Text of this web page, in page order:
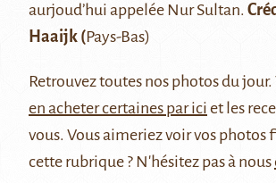
aurjoud’hui appelée Nur Sultan.
Haaijk (Pays-Bas)
Retrouveztoutes nos photos du jour.
en acheter certaines par ici et les
vous. Vous aimeriez voir vos photos
cette rubrique ? N'hésitez pas à nous